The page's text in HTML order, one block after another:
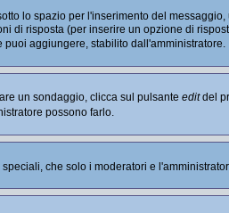
lo spazio per l'inserimento del
di risposta (per inserire un opzione di
aggiungere, stabilito dall'amministratore.
un sondaggio, clicca sul pulsante editdel
possono farlo.
che solo i moderatori e